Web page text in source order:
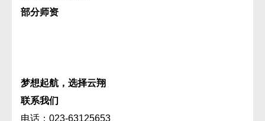
部分师资
梦想起航，选择云翔
联系我们
电话：023-63125653